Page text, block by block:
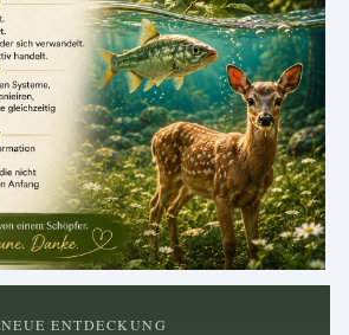
NEUE ENTDECKUNG